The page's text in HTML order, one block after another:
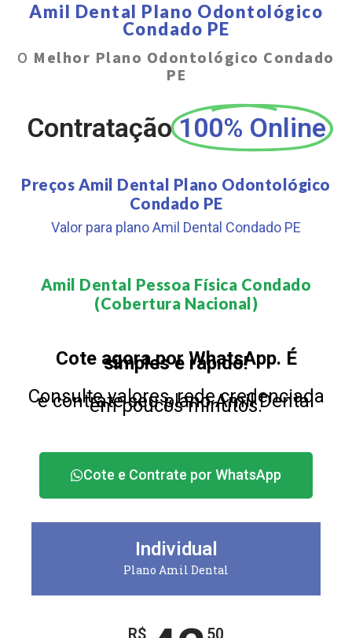
Amil Dental Plano Odontológico
Condado PE
O Melhor Plano Odontológico Condado
PE
Contratação 100% Online
Preços Amil Dental Plano Odontológico
Condado PE
Valor para plano Amil Dental Condado PE
Amil Dental Pessoa Física Condado
(Cobertura Nacional)​
Cote agora por WhatsApp. É
simples e rápido!
Consulte valores, rede credenciada
e contrate seu plano Amil Dental
em poucos minutos.
Cote e Contrate por WhatsApp
Individual
Plano Amil Dental